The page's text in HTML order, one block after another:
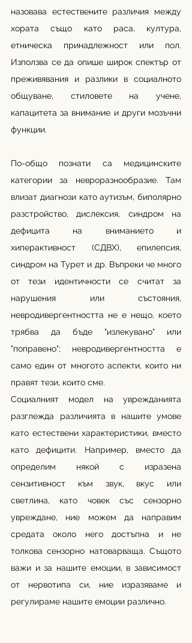
назовава естествените различия между
хората също като раса, култура,
етническа принадлежност или пол.
Използва се да опише широк спектър от
преживявания и разлики в социалното
общуване, стиловете на учене,
капацитета за внимание и други мозъчни
функции.
По-общо познати са медицинските
категории за невроразнообразие. Там
влизат диагнози като аутизъм, биполярно
разстройство, дислексия, синдром на
дефицита на вниманието и
хиперактивност (СДВХ), епилепсия,
синдром на Турет и др. Въпреки че много
от тези идентичности се считат за
нарушения или състояния,
невродивергентността не е нещо, което
трябва да бъде "излекувано" или
"поправено"; невродивергентността е
само един от многото аспекти, които ни
правят тези, които сме.
Социалният модел на уврежданията
разглежда различията в нашите умове
като естествени характеристики, вместо
като дефицити. Например, вместо да
определим някой с изразена
сензитивност към звук, вкус или
светлина, като човек със сензорно
увреждане, ние можем да направим
средата около него достъпна и не
толкова сензорно натоварваща. Същото
важи и за нашите емоции, в зависимост
от нервотипа си, ние изразяваме и
регулираме нашите емоции различно.